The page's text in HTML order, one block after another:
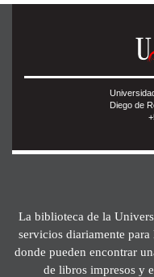
Diego de
La biblioteca de la
servicios diariamente
donde pueden encontrar
de libros impresos y